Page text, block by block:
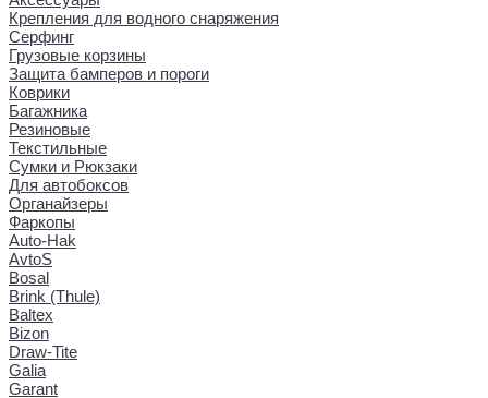
Крепления для водного снаряжения
Серфинг
Грузовые корзины
Защита бамперов и пороги
Коврики
Багажника
Резиновые
Текстильные
Сумки и Рюкзаки
Для автобоксов
Органайзеры
Фаркопы
Auto-Hak
AvtoS
Bosal
Brink (Thule)
Baltex
Bizon
Draw-Tite
Galia
Garant